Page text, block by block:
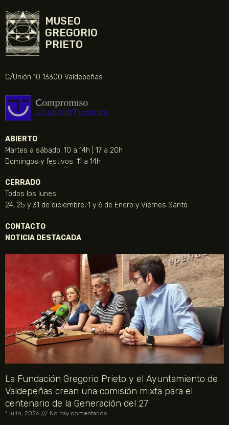
MUSEO
GREGORIO
PRIETO
C/Unión 10 13300 Valdepeñas
ABIERTO
Martes a sábado: 10 a 14h | 17 a 20h
Domingos y festivos: 11 a 14h
CERRADO
Todos los lunes
24, 25 y 31 de diciembre, 1 y 6 de Enero y Viernes Santo
CONTACTO
NOTICIA DESTACADA
La Fundación Gregorio Prieto y el Ayuntamiento de
Valdepeñas crean una comisión mixta para el
centenario de la Generación del 27
1 julio, 2026 No hay comentarios